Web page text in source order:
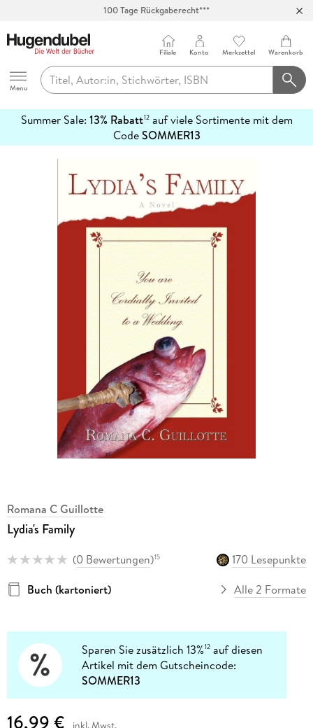
100 Tage Rückgaberecht***
Hugendubel
Menu
Filiale Konto Merkzettel Warenkorb
Summer Sale: 13% Rabatt12auf viele Sortimente mit dem
CodeSOMMER13
erfahren
Romana C Guillotte
Lydia's Family
(0 Bewertungen)15
170 Lesepunkte
Buch (kartoniert)
Alle 2 Formate
Sparen Sie zusätzlich 13%12 auf diesen
Artikel mit dem Gutscheincode:
SOMMER13
16,99 €